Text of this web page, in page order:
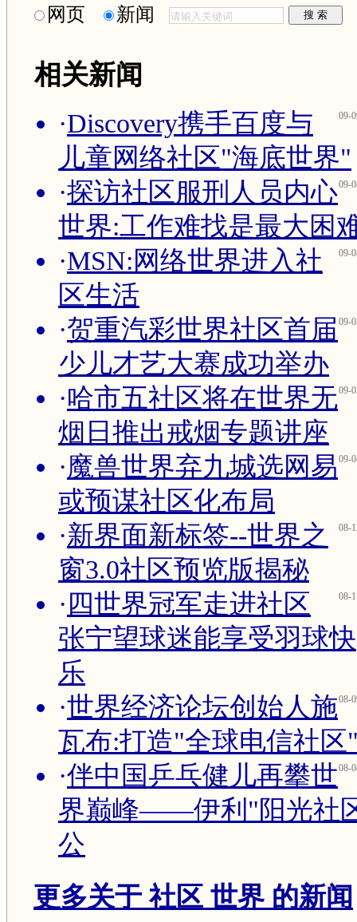
网页 新闻
相关新闻
09-
·Discovery携手百度与
儿童网络社区"海底世界"
09-
·探访社区服刑人员内心
世界:工作难找是最大困
09-
·MSN:网络世界进入社
区生活
09-
·贺重汽彩世界社区首届
少儿才艺大赛成功举办
09-
·哈市五社区将在世界无
烟日推出戒烟专题讲座
09-
·魔兽世界弃九城选网易
或预谋社区化布局
08-
·新界面新标签--世界之
窗3.0社区预览版揭秘
08-
· 四世界冠军走进社区
张宁望球迷能享受羽球快
乐
08-
·世界经济论坛创始人施
瓦布:打造"全球电信社区
08-
·伴中国乒乓健儿再攀世
界巅峰——伊利"阳光社
公
更多关于社区 世界 的新闻